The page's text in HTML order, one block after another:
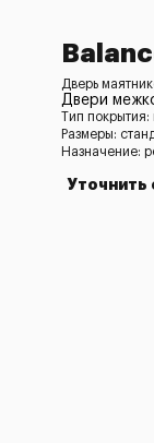
Дверь
Двери
Тип покрытия:
Размеры:
Назначение:
Уточнить